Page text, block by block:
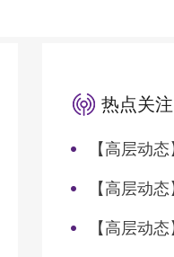
热点关注
【高层动